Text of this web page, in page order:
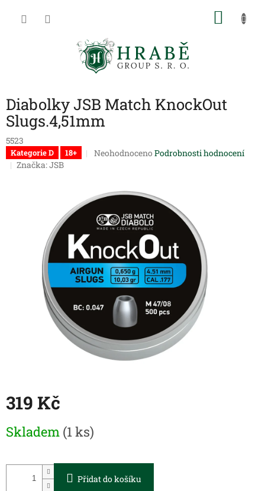
Diabolky JSB Match KnockOut
Slugs.4,51mm
5523
Kategorie D 18+
Průměrné
0,0
5
hvězdiček.
Neohodnoceno Podrobnosti hodnocení
Značka:JSB
319 Kč
cena:
Skladem (1 ks)
Přidat do košíku